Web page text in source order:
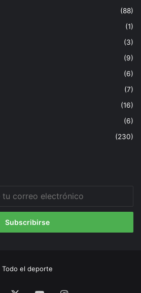
(88)
(1)
(3)
(9)
(6)
(7)
(16)
(6)
(230)
Todo el deporte